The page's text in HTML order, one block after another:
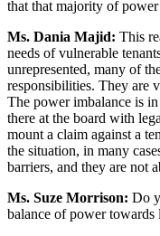
that that majority of
Ms. Dania Majid: This
needs of vulnerable
unrepresented, many of
responsibilities. They are
The power imbalance is
there at the board with
mount a claim against a
the situation, in many
barriers, and they are not
Ms. Suze Morrison: Do
balance of power towards